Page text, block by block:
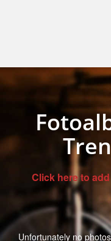
Click here to
Unfortunately no